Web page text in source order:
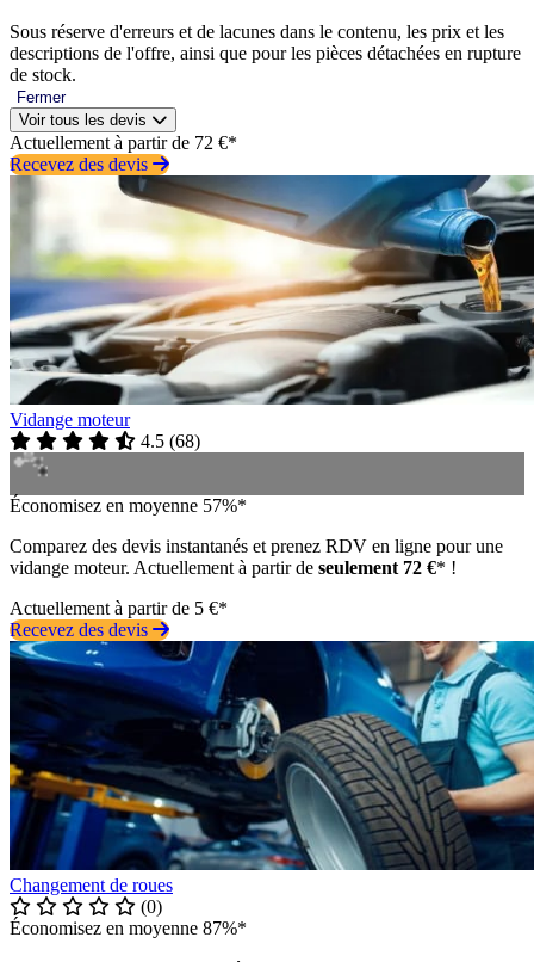
Sous réserve d'erreurs et de lacunes dans le contenu, les prix et les
descriptions de l'offre, ainsi que pour les pièces détachées en rupture
de stock.
Fermer
Voir tous les devis
Actuellement à partir de 72 €*
Recevez des devis
Vidange moteur
4.5 (68)
Économisez en moyenne 57%*
Comparez des devis instantanés et prenez RDV en ligne pour une
vidange moteur. Actuellement à partir de seulement 72 €* !
Actuellement à partir de 5 €*
Recevez des devis
Changement de roues
(0)
Économisez en moyenne 87%*